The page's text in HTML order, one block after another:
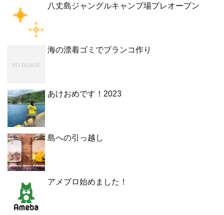
八丈島ジャングルキャンプ場プレオープン
海の漂着ゴミでブランコ作り
あけおめです！2023
島への引っ越し
アメブロ始めました！